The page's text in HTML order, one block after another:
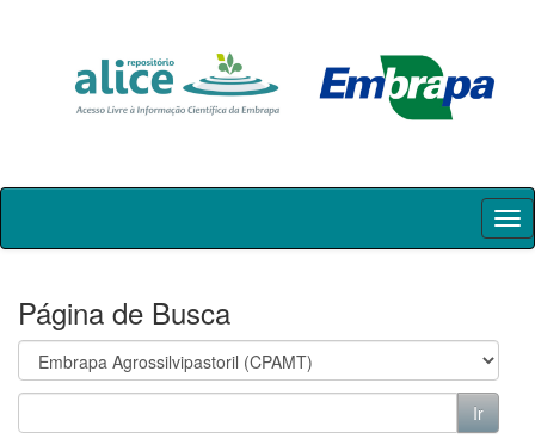
Skip
Página de Busca